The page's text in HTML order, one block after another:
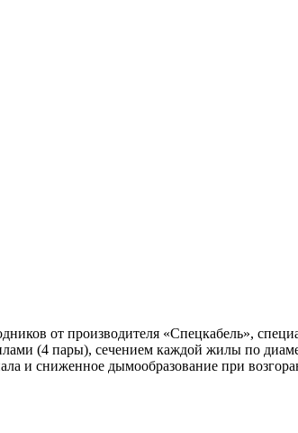
от производителя «Спецкабель»,
(4 пары), сечением каждой жилы по
и сниженное дымообразование при